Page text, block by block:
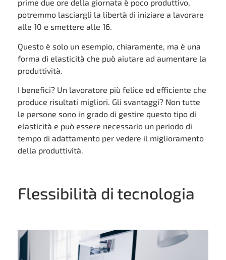
prime due ore della giornata è poco produttivo,
potremmo lasciargli la libertà di iniziare a lavorare
alle 10 e smettere alle 16.
Questo è solo un esempio, chiaramente, ma è una
forma di elasticità che può aiutare ad aumentare la
produttività.
I benefici? Un lavoratore più felice ed efficiente che
produce risultati migliori. Gli svantaggi? Non tutte
le persone sono in grado di gestire questo tipo di
elasticità e può essere necessario un periodo di
tempo di adattamento per vedere il miglioramento
della produttività.
Flessibilità di tecnologia